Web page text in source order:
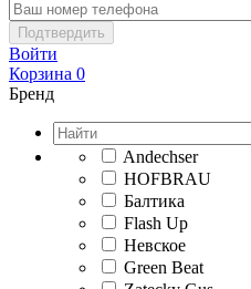
Подтвердить
Войти
Корзина 0
Бренд
Andechser
HOFBRAU
Балтика
Flash Up
Невское
Green Beat